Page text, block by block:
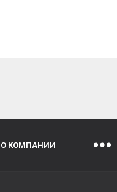
О КОМПАНИИ